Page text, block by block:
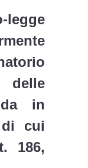
in
cui
186,